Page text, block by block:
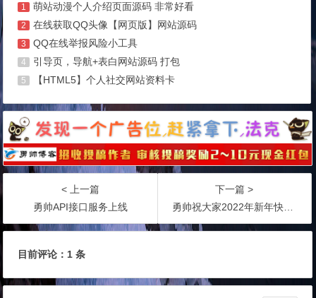
1 萌站动漫个人介绍页面源码 非常好看
2 在线获取QQ头像【网页版】网站源码
3 QQ在线举报风险小工具
4 引导页，导航+表白网站源码 打包
5 【HTML5】个人社交网站资料卡
< 上一篇
勇帅API接口服务上线
下一篇 >
勇帅祝大家2022年新年快乐！
目前评论：1 条